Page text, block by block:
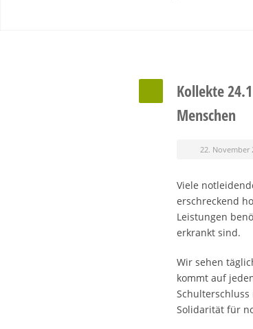
Kollekte
Menschen
22. November
Viele
erschreckend
Leistungen
erkrankt sind.
Wir sehen
kommt auf
Solidarität für